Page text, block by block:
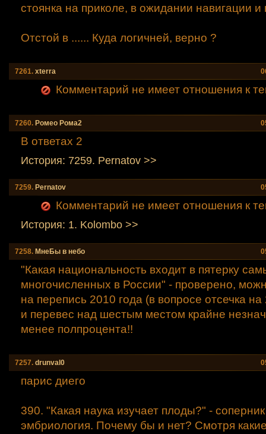
стоянка на приколе, в ожидании навигации и
Отстой в ...... Куда логичней, верно ?
7261. xtеrra
Комментарий не имеет отношения к
7260. Ромео Рома2
В ответах 2
История: 7259. Pernatov >>
7259. Pernatov
Комментарий не имеет отношения к
История: 1. Kolombo >>
7258. МнеБы в небо
"Какая национальность входит в пятерку
многочисленных в России" - проверено,
на перепись 2010 года (в вопросе отсечка на
и перевес над шестым местом крайне
менее полпроцента!!
7257. drunval0
парис диего
390. "Какая наука изучает плоды?" -
эмбриология. Почему бы и нет? Смотря